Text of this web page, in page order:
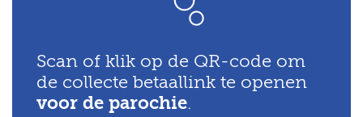
Scan of klik op de QR-code om
de collecte betaallink te openen
voor de parochie.